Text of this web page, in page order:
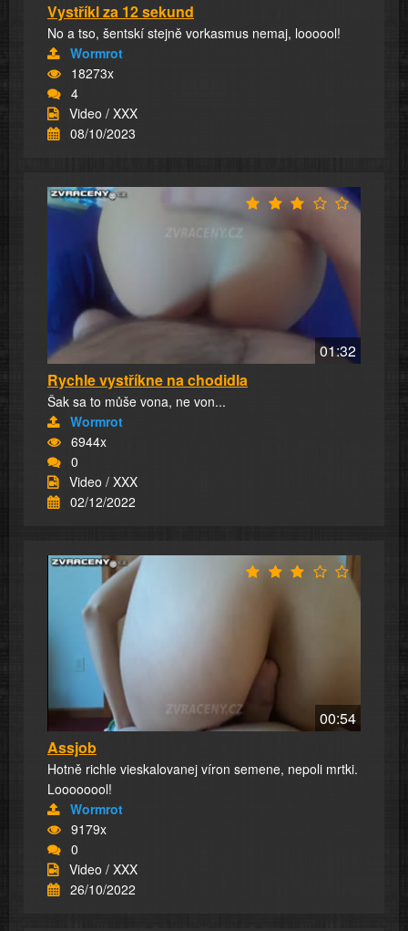
Vystříkl za 12 sekund
No a tso, šentskí stejně vorkasmus nemaj, loooool!
Wormrot
18273x
4
Video / XXX
08/10/2023
01:32
Rychle vystříkne na chodidla
Šak sa to můše vona, ne von...
Wormrot
6944x
0
Video / XXX
02/12/2022
00:54
Assjob
Hotně richle vieskalovanej víron semene, nepoli mrtki.
Loooooool!
Wormrot
9179x
0
Video / XXX
26/10/2022